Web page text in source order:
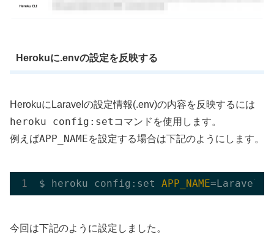
Herokuに.envの設定を反映する
HerokuにLaravelの設定情報(.env)の内容を反映するには
heroku config:set コマンドを使用します。
例えばAPP_NAMEを設定する場合は下記のようにします。
$ heroku config: set APP_NAME
今回は下記のように設定しました。